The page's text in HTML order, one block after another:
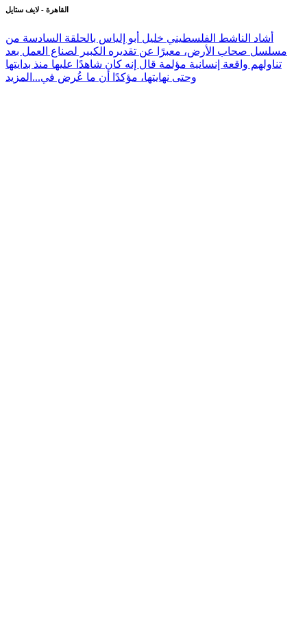
القاهرة - لايف ستايل
أشاد الناشط الفلسطيني خليل أبو إلياس بالحلقة السادسة من
مسلسل صحاب الأرض، معبرًا عن تقديره الكبير لصناع العمل بعد
تناولهم واقعة إنسانية مؤلمة قال إنه كان شاهدًا عليها منذ بدايتها
وحتى نهايتها، مؤكدًا أن ما عُرض في... المزيد